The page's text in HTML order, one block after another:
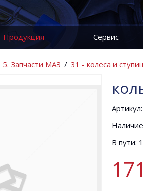
Продукция Сервис
5. Запчасти МАЗ / 31 - колеса и
В пути: